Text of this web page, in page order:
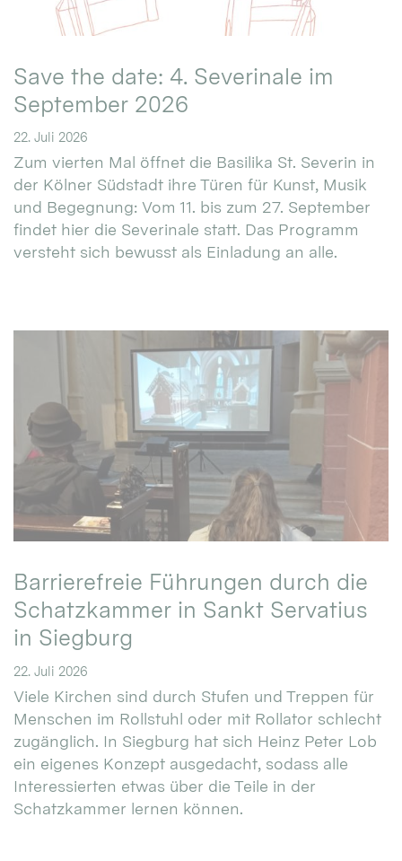
Save the date: 4. Severinale im
September 2026
22. Juli 2026
Zum vierten Mal öffnet die Basilika St. Severin in
der Kölner Südstadt ihre Türen für Kunst, Musik
und Begegnung: Vom 11. bis zum 27. September
findet hier die Severinale statt. Das Programm
versteht sich bewusst als Einladung an alle.
Barrierefreie Führungen durch die
Schatzkammer in Sankt Servatius
in Siegburg
22. Juli 2026
Viele Kirchen sind durch Stufen und Treppen für
Menschen im Rollstuhl oder mit Rollator schlecht
zugänglich. In Siegburg hat sich Heinz Peter Lob
ein eigenes Konzept ausgedacht, sodass alle
Interessierten etwas über die Teile in der
Schatzkammer lernen können.